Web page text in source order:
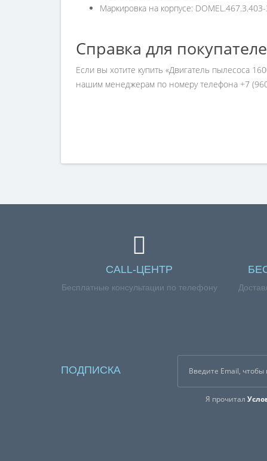
Маркировка на корпусе:
Справка для
Если вы хотите купить «Двигатель пылесоса
нашим менеджерам по номеру телефона +7
CALL-ЦЕНТР
Бесплатные консультации по телефону
ПОДПИСКА
Я прочитал